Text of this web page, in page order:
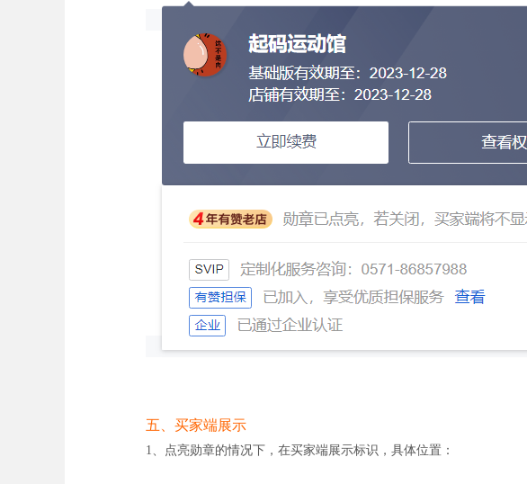
五、买家端展示
1、 点亮勋章的情况下，在买家端展示标识，具体位置：